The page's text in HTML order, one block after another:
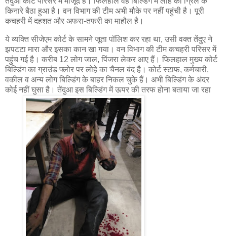
किनारे बैठा हुआ है। वन विभाग की टीम अभी मौके पर नहीं पहुंची है। पूरी
कचहरी में दहशत और अफरा-तफरी का माहौल है।
ये व्यक्ति सीजेएम कोर्ट के सामने जूता पॉलिश कर रहा था, उसी वक्त तेंदुए ने
झपटटा मारा और इसका कान खा गया। वन विभाग की टीम कचहरी परिसर में
पहुंच गई है। करीब 12 लोग जाल, पिंजरा लेकर आए हैं। फिलहाल मुख्य कोर्ट
बिल्डिंग का ग्राउंड फ्लोर पर लोहे का चैनल बंद है। कोर्ट स्टाफ, कर्मचारी,
वकील व अन्य लोग बिल्डिंग के बाहर निकल चुके हैं। अभी बिल्डिंग के अंदर
कोई नहीं घुसा है। तेंदुआ इस बिल्डिंग में ऊपर की तरफ होना बताया जा रहा